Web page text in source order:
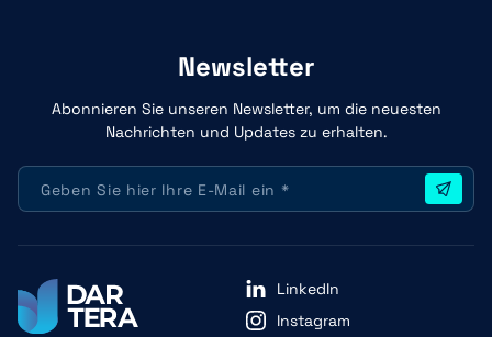
Newsletter
Abonnieren Sie unseren Newsletter, um die neuesten
Nachrichten und Updates zu erhalten.
LinkedIn
Instagram